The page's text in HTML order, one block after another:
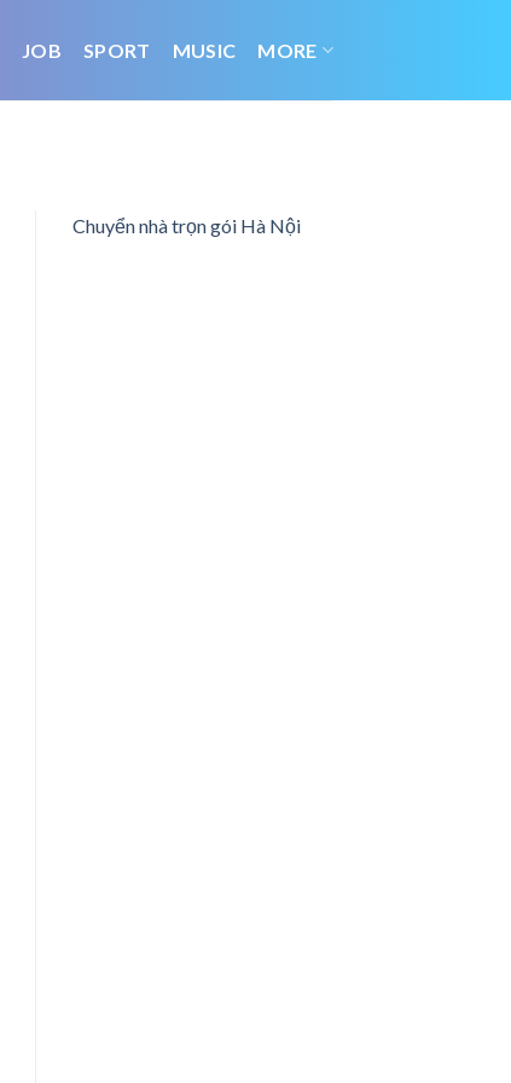
JOB SPORT MUSIC MORE
Chuyển nhà trọn gói Hà Nội